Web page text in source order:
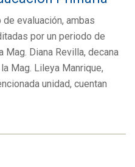
evaluación, ambas
por un periodo de
Mag. Diana Revilla, decana
Mag. Lileya Manrique,
unidad, cuentan